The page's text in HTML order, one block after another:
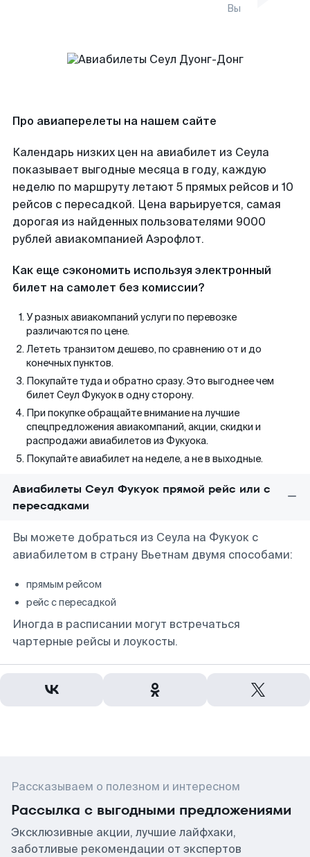
Вы
Про авиаперелеты на нашем сайте
Календарь низких цен на авиабилет из Сеула
показывает выгодные месяца в году, каждую
неделю по маршруту летают 5 прямых рейсов и 10
рейсов с пересадкой. Цена варьируется, самая
дорогая из найденных пользователями 9000
рублей авиакомпанией Аэрофлот.
Как еще сэкономить используя электронный
билет на самолет без комиссии?
У разных авиакомпаний услуги по перевозке
различаются по цене.
Лететь транзитом дешево, по сравнению от и до
конечных пунктов.
Покупайте туда и обратно сразу. Это выгоднее чем
билет Сеул Фукуок в одну сторону.
При покупке обращайте внимание на лучшие
спецпредложения авиакомпаний, акции, скидки и
распродажи авиабилетов из Фукуока.
Покупайте авиабилет на неделе, а не в выходные.
Авиабилеты Сеул Фукуок прямой рейс или с
пересадками
Вы можете добраться из Сеула на Фукуок с
авиабилетом в страну Вьетнам двумя способами:
прямым рейсом
рейс с пересадкой
Иногда в расписании могут встречаться
чартерные рейсы и лоукосты.
Рассказываем о полезном и интересном
Рассылка с выгодными предложениями
Эксклюзивные акции, лучшие лайфхаки,
заботливые рекомендации от экспертов